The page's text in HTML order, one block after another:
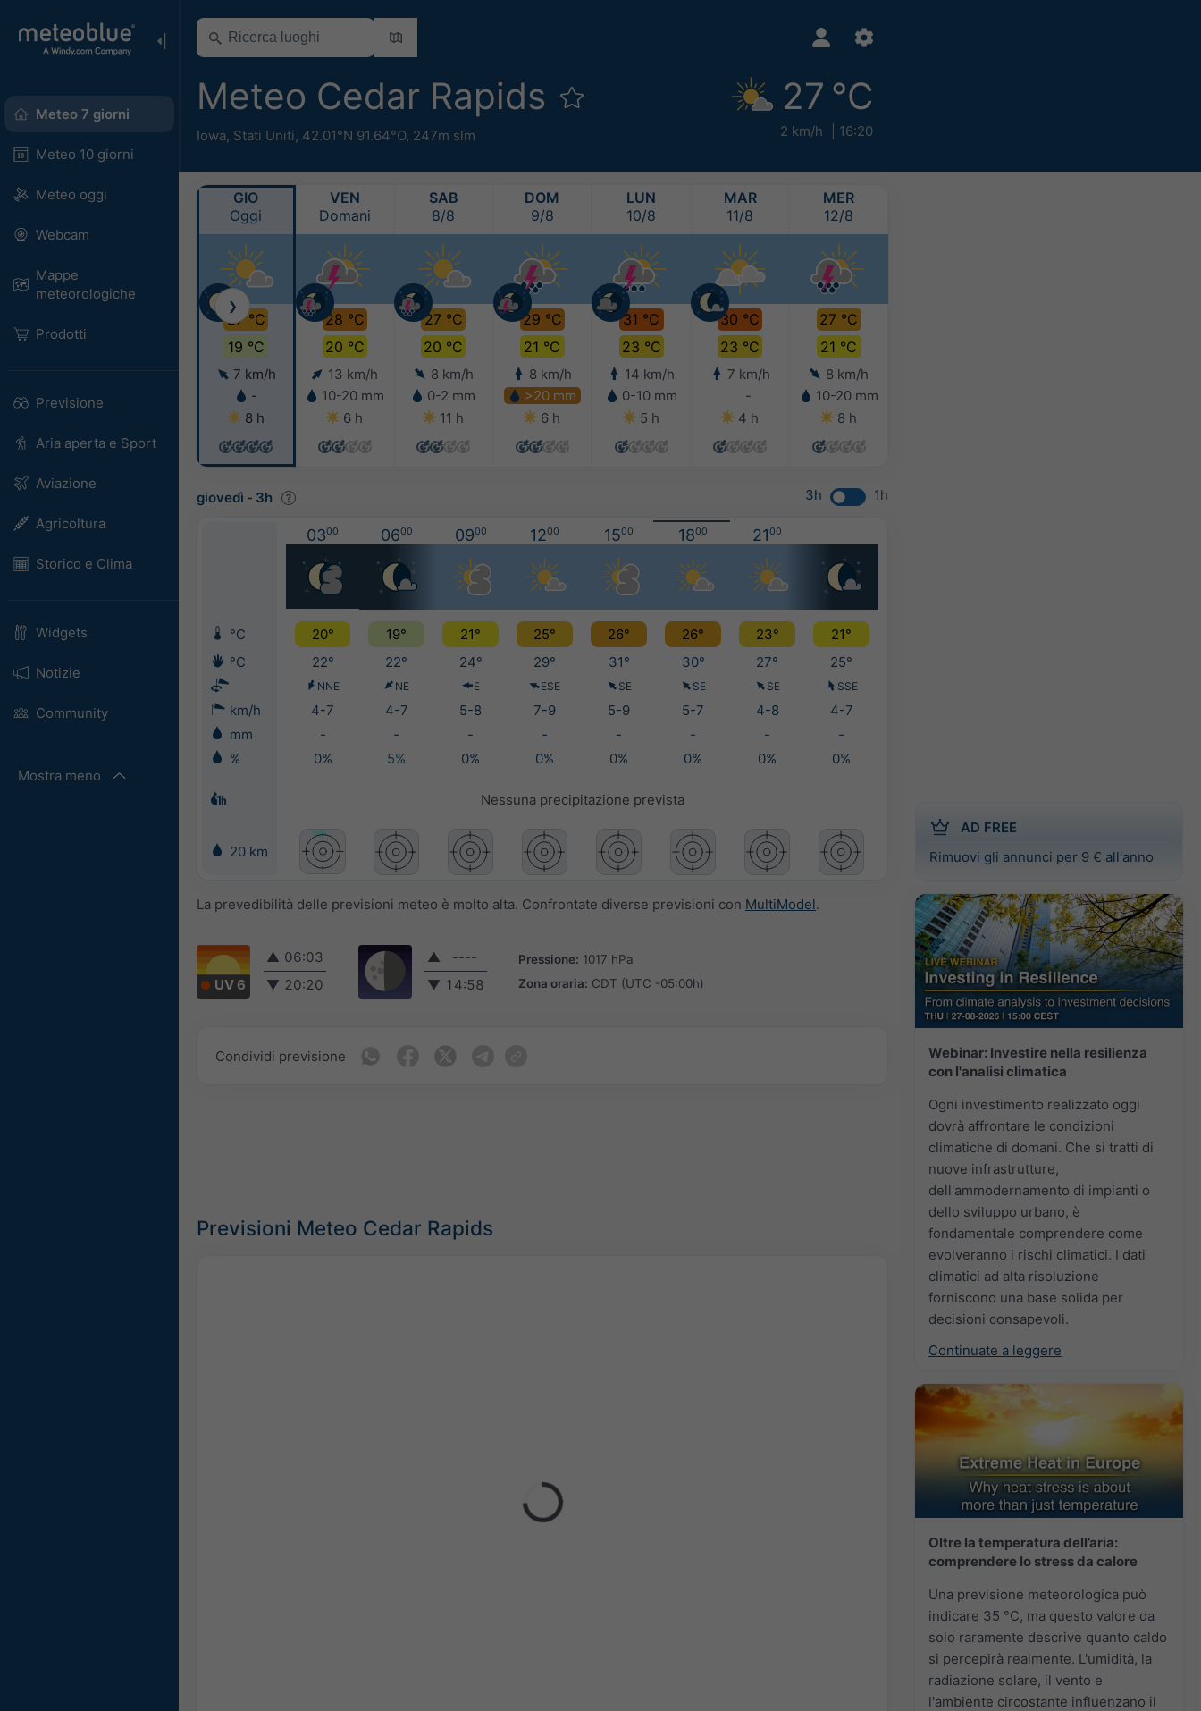
Meteo 7 giorni
Meteo 10 giorni
Meteo oggi
Webcam
Mappe
meteorologiche
Prodotti
Previsione
Aria aperta e Sport
Aviazione
Agricoltura
Storico e Clima
Widgets
Notizie
Community
Mostra meno
Meteo Cedar Rapids
Iowa, Stati Uniti, 42.01°N 91.64°O, 247m slm
27 °C
2 km/h 16:20
AD FREE
Rimuovi gli annunci per 9 € all'anno
Webinar: Investire nella resilienza
con l'analisi climatica
Ogni investimento realizzato oggi
dovrà affrontare le condizioni
climatiche di domani. Che si tratti di
nuove infrastrutture,
dell'ammodernamento di impianti o
dello sviluppo urbano, è
fondamentale comprendere come
evolveranno i rischi climatici. I dati
climatici ad alta risoluzione
forniscono una base solida per
decisioni consapevoli.
Continuate a leggere
Oltre la temperatura dell’aria:
comprendere lo stress da calore
Una previsione meteorologica può
indicare 35 °C, ma questo valore da
solo raramente descrive quanto caldo
si percepirà realmente. L'umidità, la
radiazione solare, il vento e
l'ambiente circostante influenzano il
GIO
Oggi
27 °C
19 °C
7 km/h
-
8 h
VEN
Domani
28 °C
20 °C
13 km/h
10-20 mm
6 h
SAB
8/8
27 °C
20 °C
8 km/h
0-2 mm
11 h
DOM
9/8
29 °C
21 °C
8 km/h
>20 mm
6 h
LUN
10/8
31 °C
23 °C
14 km/h
0-10 mm
5 h
MAR
11/8
30 °C
23 °C
7 km/h
-
4 h
MER
12/8
27 °C
21 °C
8 km/h
10-20 mm
8 h
❯
giovedì - 3h 3h 1h
0300 0600 0900 1200 1500 1800 2100
°C 20° 19° 21° 25° 26° 26° 23°
21°
°C
22° 22° 24° 29° 31° 30° 27° 25°
NNE NE E ESE SE SE SE SSE
km/h 4-7 4-7 5-8 7-9 5-9 5-7 4-8
4-7
mm
- - - - - - -
-
%
0% 5% 0% 0% 0% 0% 0% 0%
Nessuna precipitazione prevista
20 km
La prevedibilità delle previsioni meteo è molto alta. Confrontate diverse previsioni con MultiModel.
UV 6
▲ 06:03
▼ 20:20
▲
----
▼ 14:58
Pressione: 1017 hPa
Zona oraria: CDT (UTC -05:00h)
Condividi previsione
Previsioni Meteo Cedar Rapids